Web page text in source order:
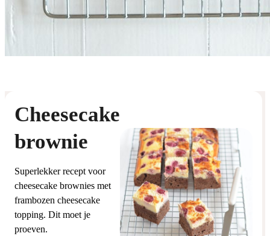
Cheesecake
brownie
Superlekker recept voor
cheesecake brownies met
frambozen cheesecake
topping. Dit moet je
proeven.